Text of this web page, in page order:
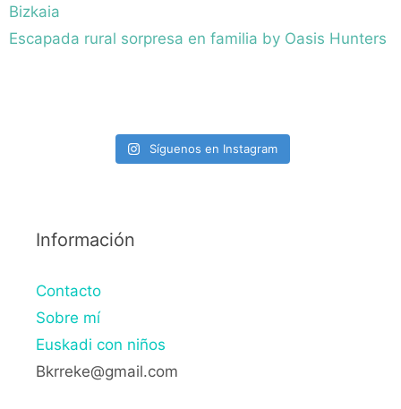
Bizkaia
Escapada rural sorpresa en familia by Oasis Hunters
Síguenos en Instagram
Información
Contacto
Sobre mí
Euskadi con niños
Bkrreke@gmail.com